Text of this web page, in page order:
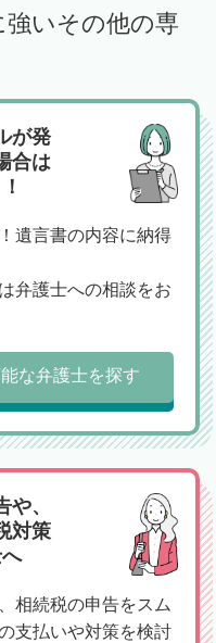
強いその他の専
が発
合は
遺言書の内容に納得
弁護士への相談をお
な弁護士を探す
、
対策
相続税の申告をスム
支払いや対策を検討